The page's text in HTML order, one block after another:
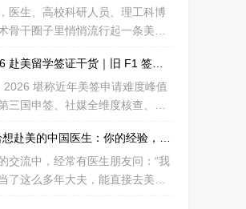
年。 这份数据不仅是一
医生、高校科研人员、理工科博
骨干圈子里悄悄流行起一条美国
赴美求职、不用绑定美国雇主、
万美元投资
三国申签、社媒全维度核查、预
大批留学生卡在抢号、等 I-20、
各个环节。不少换校
交流中，经常有医生朋友问：“我
了这么多年大夫，能直接去美国